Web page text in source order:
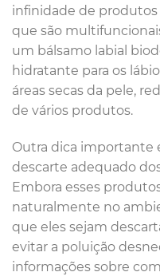
infinidade de
que são
um bálsamo labial
hidratante para os
áreas secas da pele,
de vários produtos.
Outra dica importante
descarte adequado
Embora esses
naturalmente no
que eles sejam
evitar a poluição
informações sobre